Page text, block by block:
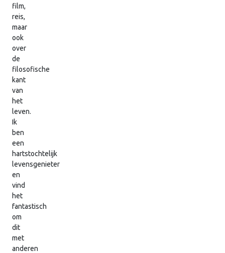
film,
reis,
maar
ook
over
de
filosofische
kant
van
het
leven.
Ik
ben
een
hartstochtelijk
levensgenieter
en
vind
het
fantastisch
om
dit
met
anderen